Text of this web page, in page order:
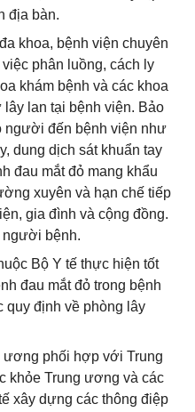
địa bàn.
khoa, bệnh viện chuyên
phân luồng, cách ly
khám bệnh và các khoa
lan tại bệnh viện. Bảo
người đến bệnh viện như
dung dịch sát khuẩn tay
đau mắt đỏ mang khẩu
xuyên và hạn chế tiếp
gia đình và cộng đồng.
người bệnh.
Bộ Y tế thực hiện tốt
đau mắt đỏ trong bệnh
quy định về phòng lây
ương phối hợp với Trung
khỏe Trung ương và các
xây dựng các thông điệp